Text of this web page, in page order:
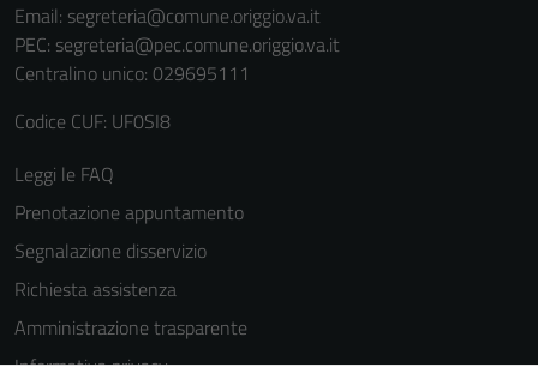
Email: segreteria@comune.origgio.va.it
PEC: segreteria@pec.comune.origgio.va.it
Centralino unico: 029695111
Codice CUF: UF0SI8
Leggi le FAQ
Prenotazione appuntamento
Segnalazione disservizio
Richiesta assistenza
Amministrazione trasparente
Informativa privacy